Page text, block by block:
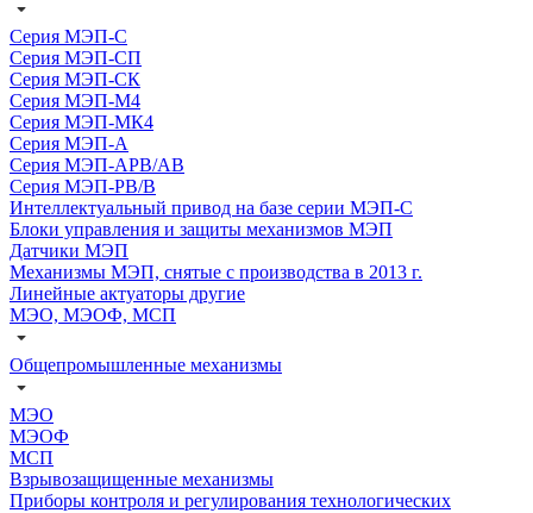
Серия МЭП-С
Серия МЭП-СП
Серия МЭП-СК
Серия МЭП-М4
Серия МЭП-МК4
Серия МЭП-А
Серия МЭП-АРВ/АВ
Серия МЭП-РВ/В
Интеллектуальный привод на базе серии МЭП-С
Блоки управления и защиты механизмов МЭП
Датчики МЭП
Механизмы МЭП, снятые с производства в 2013 г.
Линейные актуаторы другие
МЭО, МЭОФ, МСП
Общепромышленные механизмы
МЭО
МЭОФ
МСП
Взрывозащищенные механизмы
Приборы контроля и регулирования технологических